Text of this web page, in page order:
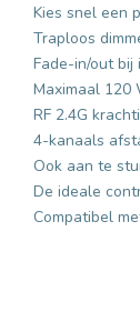
Kies snel een
Traploos
Fade-in/out
Maximaal 120
RF 2.4G
4-kanaals
Ook aan te
De ideale
Compatibel